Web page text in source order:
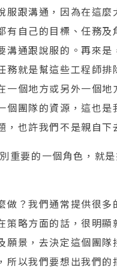
服跟溝通，因為在這
有自己的目標、任務
溝通跟說服的。再來
務就是幫這些工程師
一個地方或另外一個
個團隊的資源，這也
，也許我們不是親自
重要的一個角色，就
做？我們通常提供很
策略方面的話，很明
願景，去決定這個團
所以我們要想出我們